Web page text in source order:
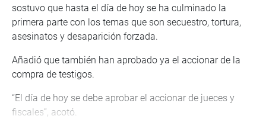
sostuvo que hasta el día de hoy se ha culminado la
primera parte con los temas que son secuestro, tortura,
asesinatos y desaparición forzada.
Añadió que también han aprobado ya el accionar de la
compra de testigos.
“El día de hoy se debe aprobar el accionar de jueces y
fiscales”, acotó.